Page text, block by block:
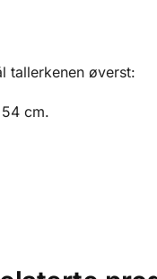
tallerkenen øverst:
cm.